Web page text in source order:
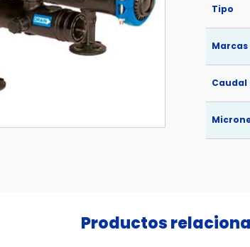
Tipo
Marcas
Productos